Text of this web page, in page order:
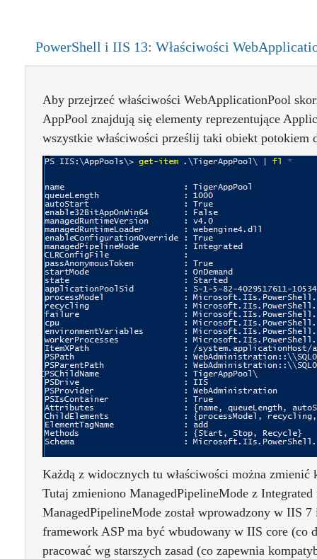
PowerShell i IIS 13: Właściwości
Aby przejrzeć właściwości WebApplicationPool
AppPool znajdują się elementy reprezentujące
wszystkie właściwości prześlij taki obiekt potokiem
Każdą z widocznych tu właściwości można zmienić
Tutaj zmieniono ManagedPipelineMode z Integrated
ManagedPipelineMode został wprowadzony w IIS
framework ASP ma być wbudowany w IIS core (co
pracować wg starszych zasad (co zapewnia